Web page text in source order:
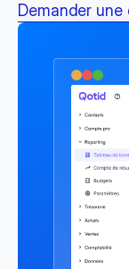
Demander une